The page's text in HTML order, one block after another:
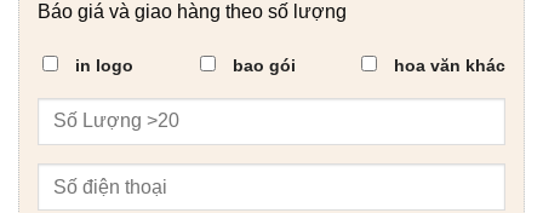
Báo giá và giao hàng theo số lượng
in logo bao gói hoa văn khác